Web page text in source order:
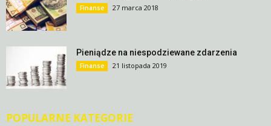
Finanse 27 marca 2018
Pieniądze na niespodziewane zdarzenia
Finanse 21 listopada 2019
POPULARNE KATEGORIE